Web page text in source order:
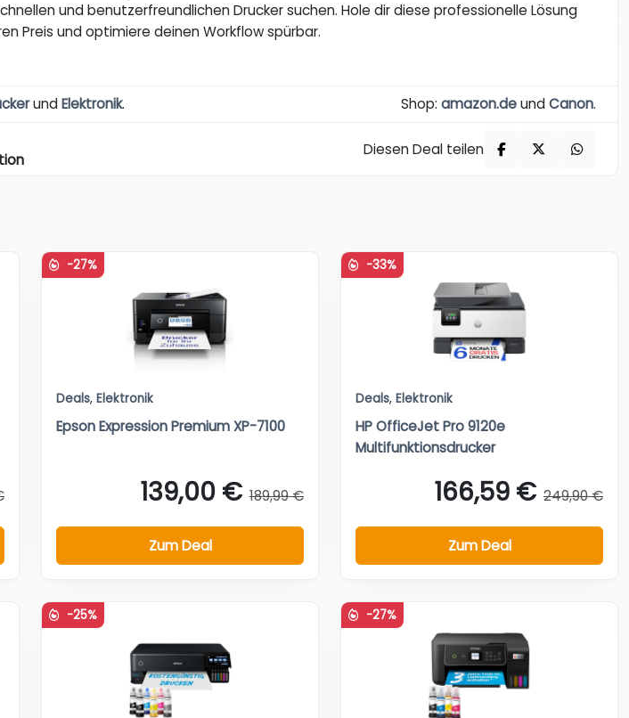
und benutzerfreundlichen Drucker suchen. Hole dir diese professionelle Lösung
Preis und optimiere deinen Workflow spürbar.
undElektronik. Shop: amazon.deundCanon.
Diesen Deal teilen
-27%
Deals, Elektronik
Epson Expression Premium XP-7100
139,00 € 189,99 €
Zum Deal
-33%
Deals, Elektronik
HP OfficeJet Pro 9120e
Multifunktionsdrucker
166,59 € 249,90 €
Zum Deal
-25% -27%